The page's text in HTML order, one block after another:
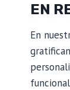
EN
En